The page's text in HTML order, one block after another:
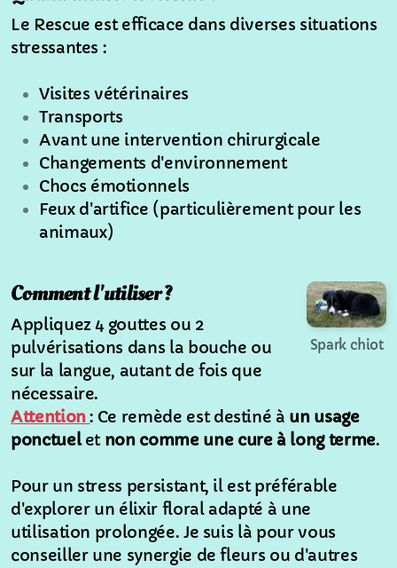
Le Rescue est efficace dans diverses situations
stressantes :
Visites vétérinaires
Transports
Avant une intervention chirurgicale
Changements d'environnement
Chocs émotionnels
Feux d'artifice (particulièrement pour les
animaux)
Spark chiot
Comment l'utiliser ?
Appliquez 4 gouttes ou 2
pulvérisations dans la bouche ou
sur la langue, autant de fois que
nécessaire.
Attention: Ce remède est destiné à un usage
ponctuelet non comme une cure à long terme.
Pour un stress persistant, il est préférable
d'explorer un élixir floral adapté à une
utilisation prolongée. Je suis là pour vous
conseiller une synergie de fleurs ou d'autres